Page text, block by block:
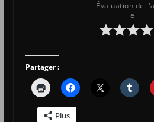
Évaluation de
e
Partager :
Plus